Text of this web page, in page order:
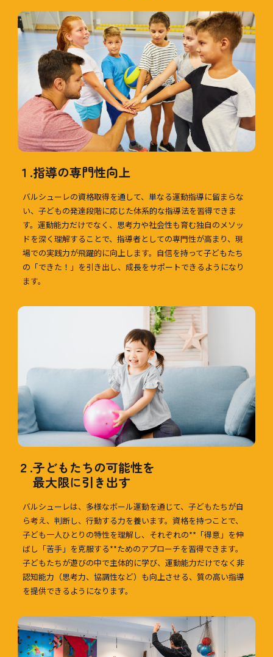
１.指導の専門性向上
バルシューレの資格取得を通して、単なる運動指導に留まらな
い、子どもの発達段階に応じた体系的な指導法を習得できま
す。運動能力だけでなく、思考力や社会性も育む独自のメソッ
ドを深く理解することで、指導者としての専門性が高まり、現
場での実践力が飛躍的に向上します。自信を持って子どもたち
の「できた！」を引き出し、成長をサポートできるようになり
ます。
２.子どもたちの可能性を
最大限に引き出す
バルシューレは、多様なボール運動を通じて、子どもたちが自
ら考え、判断し、行動する力を養います。資格を持つことで、
子ども一人ひとりの特性を理解し、それぞれの**「得意」を伸
ばし「苦手」を克服する**ためのアプローチを習得できます。
子どもたちが遊びの中で主体的に学び、運動能力だけでなく非
認知能力（思考力、協調性など）も向上させる、質の高い指導
を提供できるようになります。